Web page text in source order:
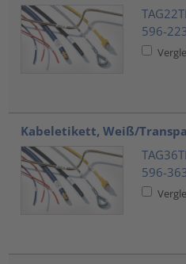
596-
Kabeletikett, Weiß/
596-